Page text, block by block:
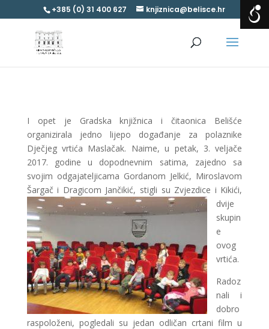
+385 (0) 31 400 627 knjiznica@belisce.hr
I opet je Gradska knjižnica i čitaonica Belišće
organizirala jedno lijepo događanje za polaznike
Dječjeg vrtića Maslačak. Naime, u petak, 3. veljače
2017. godine u dopodnevnim satima, zajedno sa
svojim odgajateljicama Gordanom Jelkić, Miroslavom
Šargač i Dragicom Jančikić, stigli su Zvjezdice i Kikići,
dvije
skupin
e
ovog
vrtića.
Radoz
nali i
dobro
raspoloženi, pogledali su jedan odličan crtani film u